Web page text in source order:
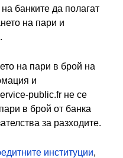
банките да полагат
на пари и
на пари в брой на
и
public.fr не се
в брой от банка
за разходите.
институции,